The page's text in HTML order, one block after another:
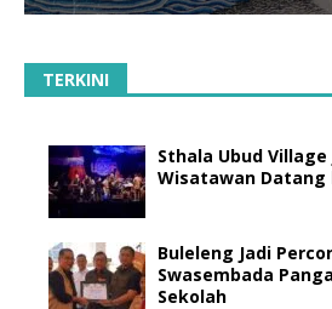
TERKINI
Sthala Ubud
Wisatawan Datang
Buleleng Jadi
Swasembada
Sekolah